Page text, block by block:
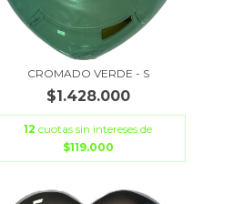
CROMADO VERDE - S
$1.428.000
12 cuotas sin intereses de
$119.000